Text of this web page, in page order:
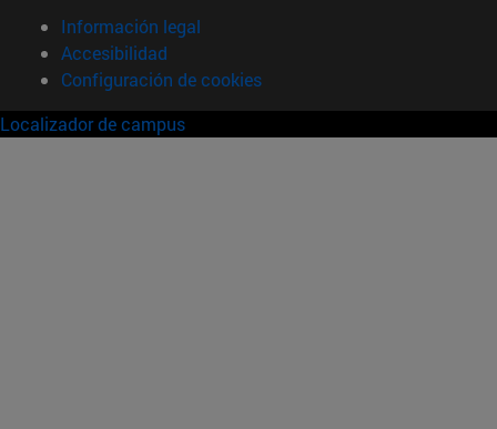
Información legal
Accesibilidad
Configuración de cookies
Localizador de campus